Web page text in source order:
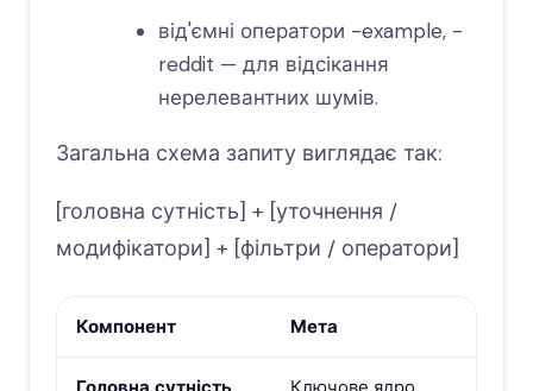
від'ємні оператори -example, -
reddit — для відсікання
нерелевантних шумів.
Загальна схема запиту виглядає так:
[головна сутність] + [уточнення /
модифікатори] + [фільтри / оператори]
Компонент Мета